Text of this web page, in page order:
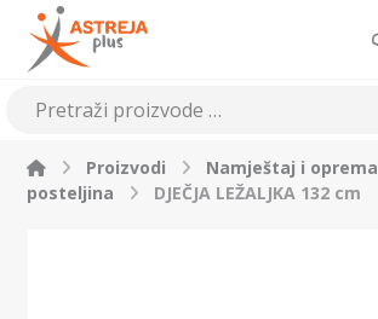
Proizvodi Namještaj i oprema
posteljina
DJEČJA LEŽALJKA 132 cm